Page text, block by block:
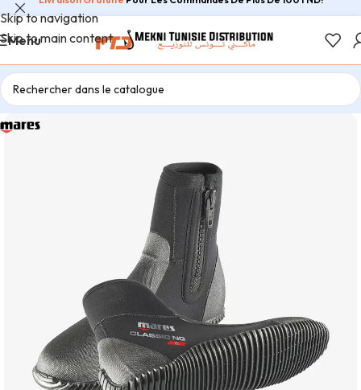
Skip to navigation
Skip to main content
Menu